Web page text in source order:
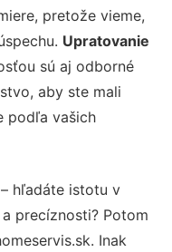
pretože vieme,
Upratovanie
sú aj odborné
aby ste mali
podľa vašich
– hľadáte istotu v
precíznosti? Potom
Inak